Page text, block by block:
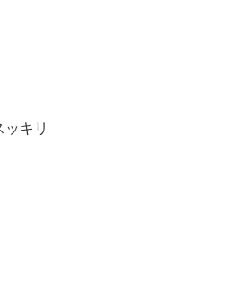
ッキリ